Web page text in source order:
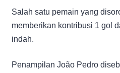
Salah satu pemain yang
memberikan kontribusi 1 gol
indah.
Penampilan João Pedro